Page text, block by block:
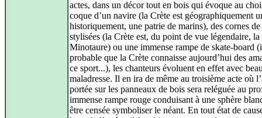
actes, dans un décor tout en bois qui évoque au
coque d’un navire (la Crète est géographiquement
historiquement, une patrie de marins), des cornes de
stylisées (la Crète est, du point de vue légendaire,
Minotaure) ou une immense rampe de skate-board
probable que la Crète connaisse aujourd’hui des
ce sport...), les chanteurs évoluent en effet avec
maladresse. Il en ira de même au troisième acte où
portée sur les panneaux de bois sera reléguée au
immense rampe rouge conduisant à une sphère
être censée symboliser le néant. En tout état de